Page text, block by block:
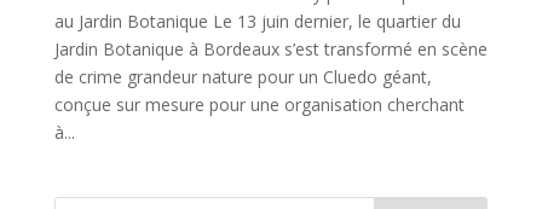
au Jardin Botanique Le 13 juin dernier, le quartier du
Jardin Botanique à Bordeaux s’est transformé en scène
de crime grandeur nature pour un Cluedo géant,
conçue sur mesure pour une organisation cherchant
à...